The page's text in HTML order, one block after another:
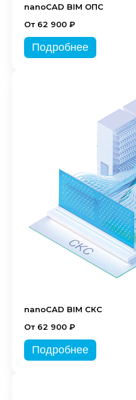
nanoCAD BIM ОПС
От 62 900 ₽
Подробнее
nanoCAD BIM СКС
От 62 900 ₽
Подробнее